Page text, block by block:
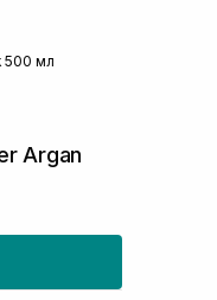
500 мл
Argan